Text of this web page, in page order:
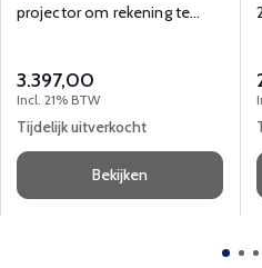
projector om rekening te
3.397,00
Incl. 21% BTW
Tijdelijk uitverkocht
Bekijken